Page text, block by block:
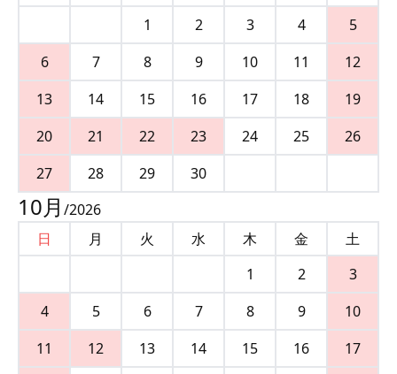
1
2 3 4
5
6
7 8 9 10 11
12
13
14 15 16 17 18
19
20
21 22 23 24 25
26
27
28 29 30
10月 /2026
日
月 火 水 木 金
土
1
2
3
4
5 6 7 8 9
10
11
12 13 14 15 16
17